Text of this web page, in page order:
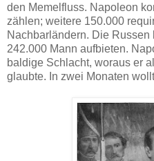
den Memelfluss. Napoleon
zählen; weitere 150.000
Nachbarländern. Die
242.000 Mann aufbieten.
baldige Schlacht, woraus er
glaubte. In zwei Monaten